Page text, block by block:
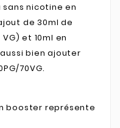
nicotine en
de 30ml de
et 10ml en
bien ajouter
70VG.
booster représente